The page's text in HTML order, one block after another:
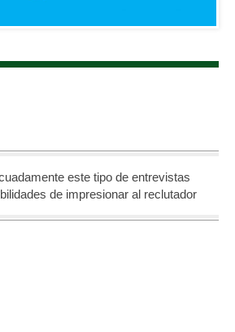
este tipo de entrevistas
de impresionar al reclutador